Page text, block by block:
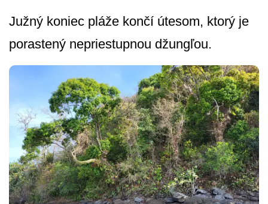
Južný koniec pláže končí útesom, ktorý je
porastený nepriestupnou džungľou.